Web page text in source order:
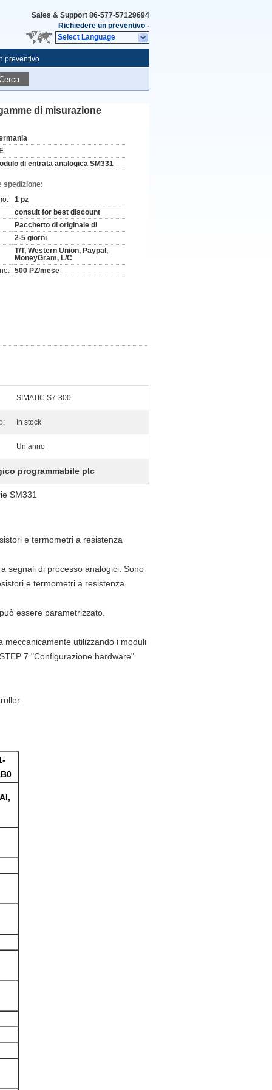
Sales & Support 86-577-57129694
Richiedere un preventivo -
Select Language
preventivo
di misurazione
di entrata analogica SM331
spedizione:
1 pz
consult for best discount
Pacchetto di originale di
2-5 giorni
T/T, Western Union, Paypal,
MoneyGram, L/C
500 PZ/mese
SIMATIC S7-300
In stock
Un anno
programmabile plc
SM331
e termometri a resistenza
segnali di processo analogici. Sono
e termometri a resistenza.
essere parametrizzato.
meccanicamente utilizzando i moduli
7 "Configurazione hardware"